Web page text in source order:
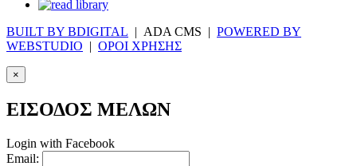
BUILT BY BDIGITAL | ADA CMS | POWERED BY
WEBSTUDIO | ΟΡΟΙ ΧΡΗΣΗΣ
×
ΕΙΣΟΔΟΣ ΜΕΛΩΝ
Login with Facebook
Email: